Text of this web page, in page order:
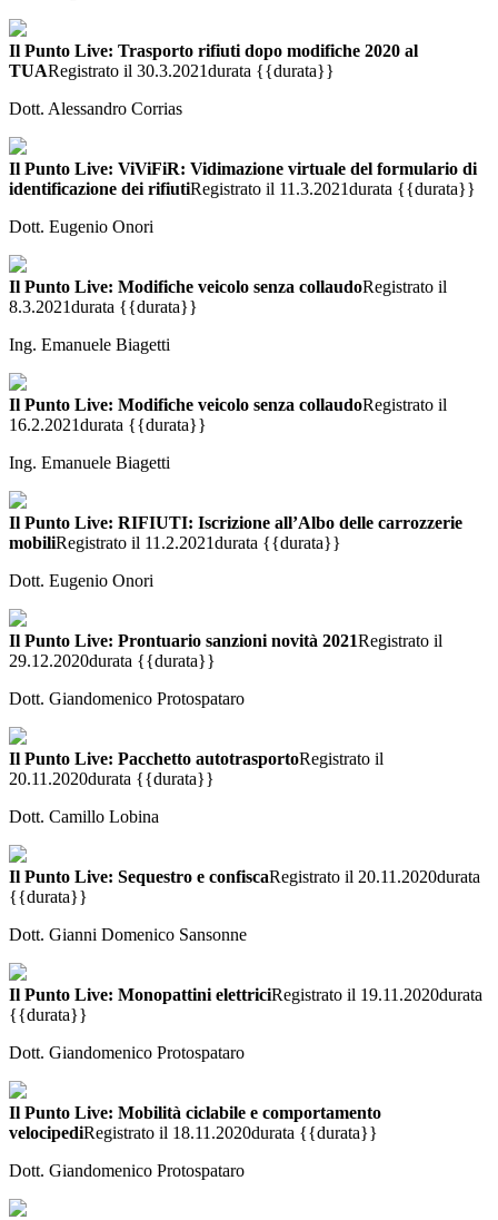
Il Punto Live: Trasporto rifiuti dopo modifiche 2020 al
TUARegistrato il 30.3.2021durata {{durata}}
Dott. Alessandro Corrias
Il Punto Live: ViViFiR: Vidimazione virtuale del formulario di
identificazione dei rifiutiRegistrato il 11.3.2021durata {{durata}}
Dott. Eugenio Onori
Il Punto Live: Modifiche veicolo senza collaudoRegistrato il
8.3.2021durata {{durata}}
Ing. Emanuele Biagetti
Il Punto Live: Modifiche veicolo senza collaudoRegistrato il
16.2.2021durata {{durata}}
Ing. Emanuele Biagetti
Il Punto Live: RIFIUTI: Iscrizione all’Albo delle carrozzerie
mobiliRegistrato il 11.2.2021durata {{durata}}
Dott. Eugenio Onori
Il Punto Live: Prontuario sanzioni novità 2021Registrato il
29.12.2020durata {{durata}}
Dott. Giandomenico Protospataro
Il Punto Live: Pacchetto autotrasportoRegistrato il
20.11.2020durata {{durata}}
Dott. Camillo Lobina
Il Punto Live: Sequestro e confiscaRegistrato il 20.11.2020durata
{{durata}}
Dott. Gianni Domenico Sansonne
Il Punto Live: Monopattini elettriciRegistrato il 19.11.2020durata
{{durata}}
Dott. Giandomenico Protospataro
Il Punto Live: Mobilità ciclabile e comportamento
velocipediRegistrato il 18.11.2020durata {{durata}}
Dott. Giandomenico Protospataro